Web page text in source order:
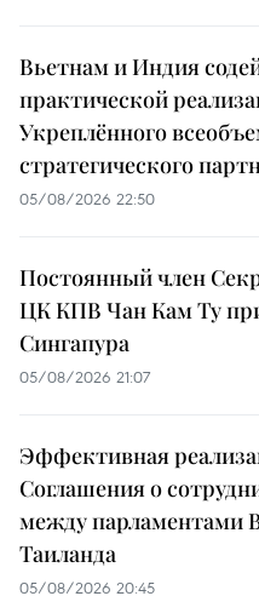
Вьетнам и Индия
практической
Укреплённого
стратегического
05/08/2026 22:50
Постоянный член
ЦК КПВ Чан Кам Ту
Сингапура
05/08/2026 21:07
Эффективная
Соглашения о
между парламентами
Таиланда
05/08/2026 20:45